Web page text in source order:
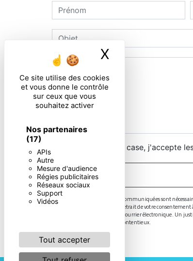
Ce site utilise des cookies
et vous donne le contrôle
sur ceux que vous
souhaitez activer
Nos partenaires
(17)
APIs
Autre
Mesure d'audience
Régies publicitaires
Réseaux sociaux
Support
Vidéos
Tout accepter
X Masquer le
En cochant cette case, j'accepte
** Les données personnelles communiquées sont
limitation, d’opposition, de retrait de votre consentement
droits par voie postale ou par courrier électronique. Un
probatoire et de gestion des contentieux.